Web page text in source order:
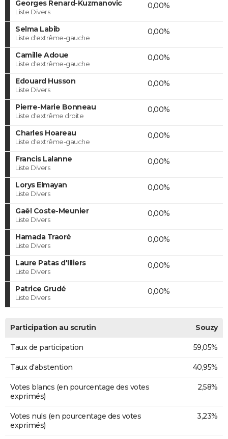
Georges Renard-Kuzmanovic
Liste Divers
0,00%
Selma Labib
Liste d'extrême-gauche
0,00%
Camille Adoue
Liste d'extrême-gauche
0,00%
Edouard Husson
Liste Divers
0,00%
Pierre-Marie Bonneau
Liste d'extrême droite
0,00%
Charles Hoareau
Liste d'extrême-gauche
0,00%
Francis Lalanne
Liste Divers
0,00%
Lorys Elmayan
Liste Divers
0,00%
Gaël Coste-Meunier
Liste Divers
0,00%
Hamada Traoré
Liste Divers
0,00%
Laure Patas d'Illiers
Liste Divers
0,00%
Patrice Grudé
Liste Divers
0,00%
Participation au scrutin Souzy
Taux de participation 59,05%
Taux d'abstention 40,95%
Votes blancs (en pourcentage des votes
exprimés)
2,58%
Votes nuls (en pourcentage des votes
exprimés)
3,23%